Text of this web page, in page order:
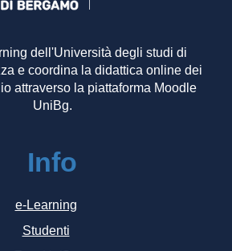
dell'Università degli studi di
e coordina la didattica online dei
attraverso la piattaforma Moodle
UniBg.
Info
e-Learning
Studenti